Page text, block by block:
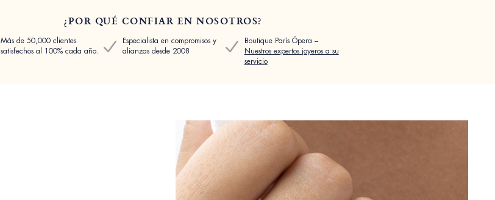
¿POR QUÉ CONFIAR EN NOSOTROS?
Más de 50,000 clientes
satisfechos al 100% cada año.
Especialista en compromisos y
alianzas desde 2008
Boutique París Ópera –
Nuestros expertos joyeros a su
servicio